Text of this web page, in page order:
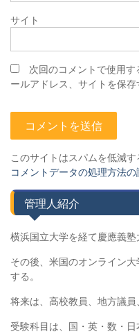
サイト
次回のコメントで使用
ールアドレス、サイトを保存
このサイトはスパムを低減
コメントデータの処理方法
管理人紹介
横浜国立大学を経て慶應義塾
その後、米国のオンライン
する。
将来は、高校教員、地方議員
受験科目は、国・英・数・